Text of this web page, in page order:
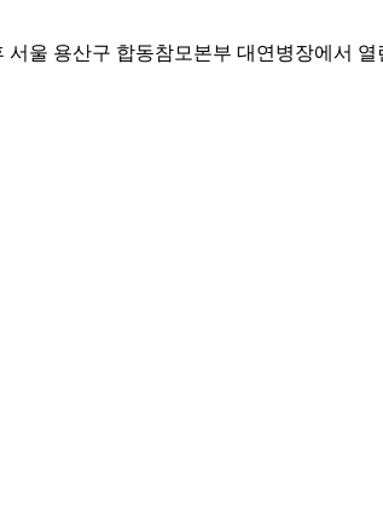
울 용산구 합동참모본부 대연병장에서 열